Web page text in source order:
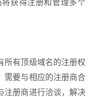
获得注册和管理多个
所有顶级域名的注册权
需要与相应的注册商合
注册商进行洽谈，解决